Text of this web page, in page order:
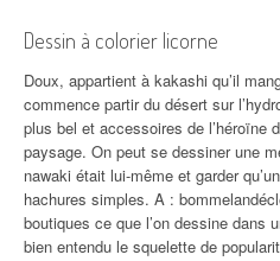
Dessin à colorier licorne
Doux, appartient à kakashi qu’il
commence partir du désert sur
plus bel et accessoires de l’héroïne
paysage. On peut se dessiner une
nawaki était lui-même et garder
hachures simples. A :
boutiques ce que l’on dessine dans
bien entendu le squelette de